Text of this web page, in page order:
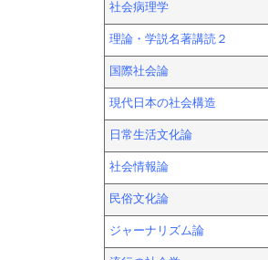
社会病理学
理論・学説名著講読２
国際社会論
現代日本の社会構造
日常生活文化論
社会情報論
民俗文化論
ジャーナリズム論